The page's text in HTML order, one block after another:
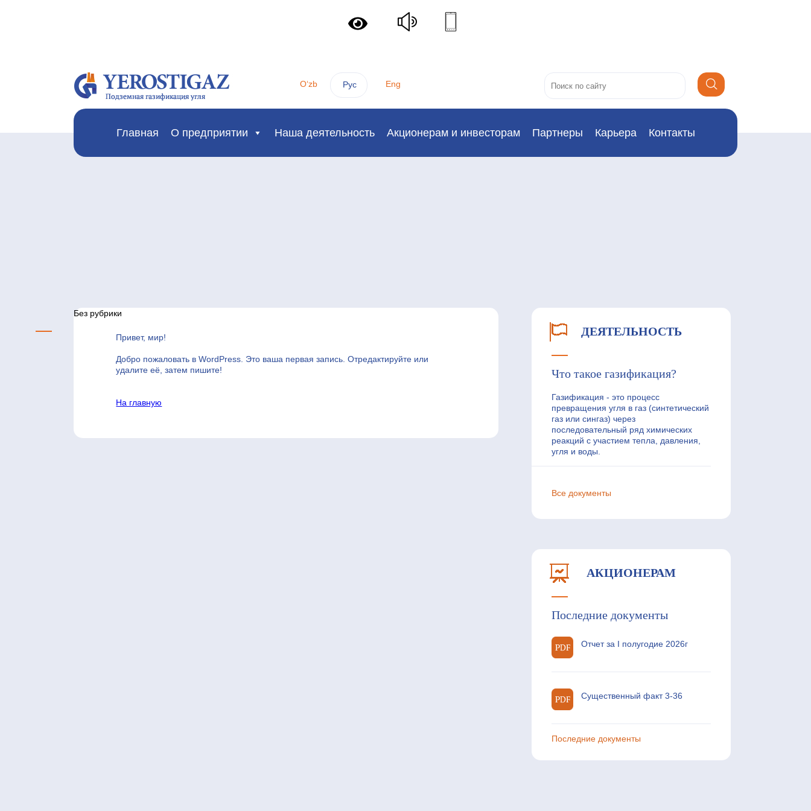
Oʻzb Рус Eng
Главная О предприятии Наша деятельность Акционерам и инвесторам Партнеры Карьера Контакты
Без рубрики
Привет, мир!
Добро пожаловать в WordPress. Это ваша первая запись. Отредактируйте или
удалите её, затем пишите!
На главную
ДЕЯТЕЛЬНОСТЬ
Что такое газификация?
Газификация - это процесс
превращения угля в газ (синтетический
газ или сингаз) через
последовательный ряд химических
реакций с участием тепла, давления,
угля и воды.
Все документы
АКЦИОНЕРАМ
Последние документы
Отчет за I полугодие 2026г
Существенный факт 3-36
Последние документы